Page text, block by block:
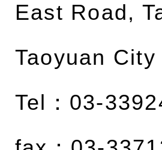
East Road,
Taoyuan City
Tel：03-